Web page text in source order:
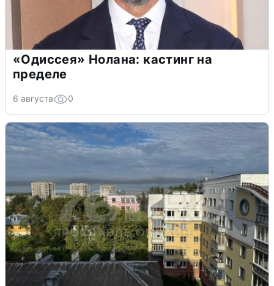
«Одиссея» Нолана: кастинг на
пределе
6 августа 0